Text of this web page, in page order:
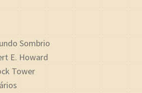
Sombrio
E. Howard
Tower